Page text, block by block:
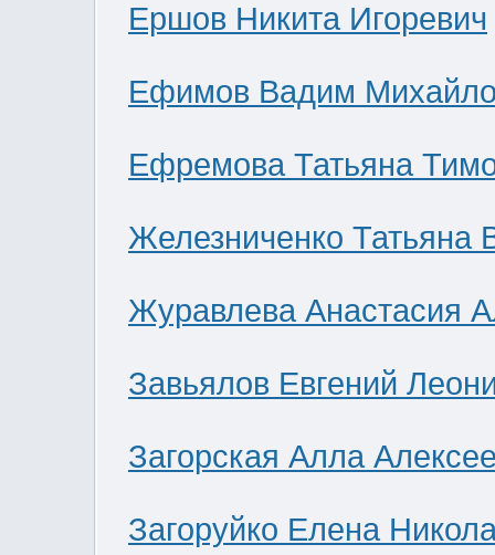
Ершов Никита Игоревич
Ефимов Вадим
Ефремова Татьяна
Железниченко Татьяна
Журавлева Анастасия
Завьялов Евгений
Загорская Алла
Загоруйко Елена